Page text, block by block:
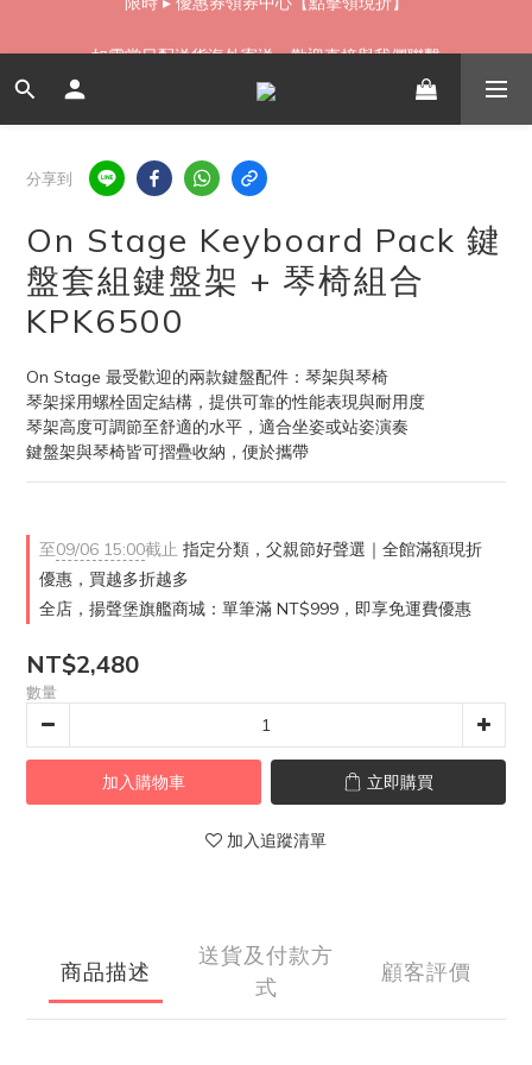
分享到
On Stage Keyboard Pack 鍵
盤套組鍵盤架 + 琴椅組合
KPK6500
On Stage 最受歡迎的兩款鍵盤配件：琴架與琴椅
琴架採用螺栓固定結構，提供可靠的性能表現與耐用度
琴架高度可調節至舒適的水平，適合坐姿或站姿演奏
鍵盤架與琴椅皆可摺疊收納，便於攜帶
至09/06 15:00截止 指定分類，父親節好聲選｜全館滿額現折
優惠，買越多折越多
全店，揚聲堡旗艦商城：單筆滿 NT$999，即享免運費優惠
NT$2,480
數量
加入購物車 立即購買
加入追蹤清單
商品描述
送貨及付款方
式
顧客評價